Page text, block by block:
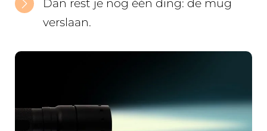
Dan rest je nog één ding: de mug
verslaan.